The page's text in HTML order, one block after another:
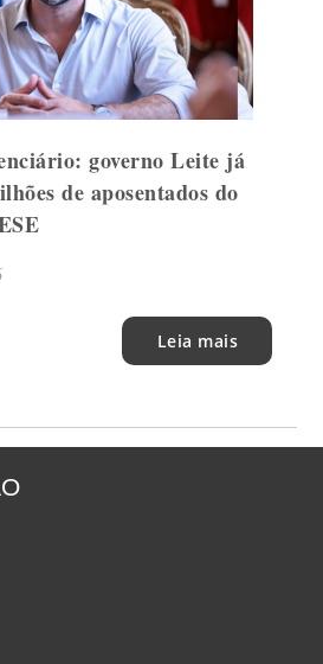
governo Leite já
de aposentados do
Leia mais